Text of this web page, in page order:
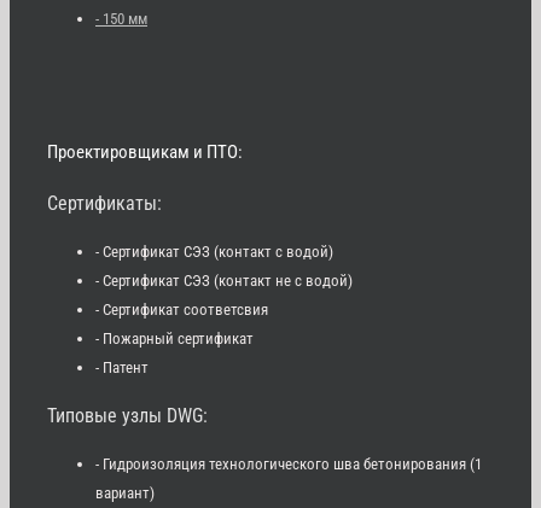
- 150 мм
Проектировщикам и ПТО:
Сертификаты:
- Сертификат СЭЗ (контакт с водой)
- Сертификат СЭЗ (контакт не с водой)
- Сертификат соответсвия
- Пожарный сертификат
- Патент
Типовые узлы DWG:
- Гидроизоляция технологического шва бетонирования (1
вариант)